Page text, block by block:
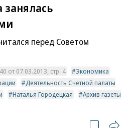
занялась
перед Советом
от 07.03.2013, стр. 4
Экономика
Деятельность Счетной палаты
Наталья Городецкая
Архив газеты